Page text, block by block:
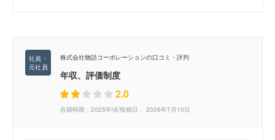
株式会社物語コーポレーションの口コミ・評判
年収、評価制度
2.0
在籍時期：2025年頃/投稿日： 2026年7月10日